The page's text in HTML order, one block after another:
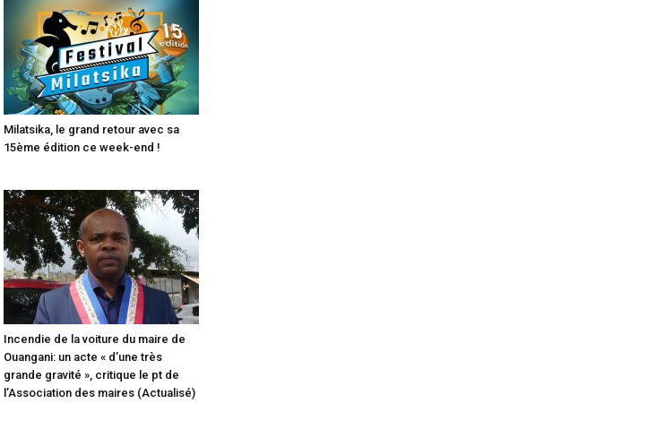
Milatsika, le grand retour avec sa
15ème édition ce week-end !
Incendie de la voiture du maire de
Ouangani: un acte « d’une très
grande gravité », critique le pt de
l’Association des maires (Actualisé)